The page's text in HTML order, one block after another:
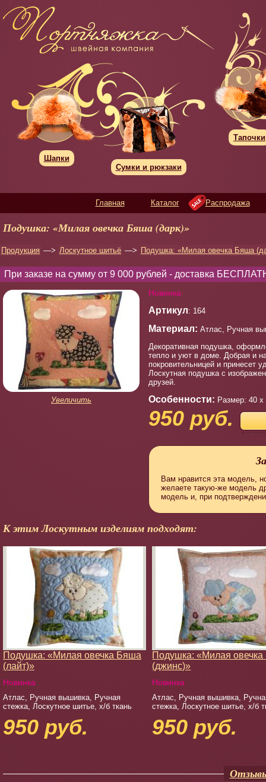
Шапки
Сумки и рюкзаки
Тапочки
Главная Каталог Распродажа
Подушка: «Милая овечка Бяша (дарк)»
Продукция —> Лоскутное шитьё —> Подушка: «Милая овечка Бяша
При заказе на сумму от 9 000 рублей - доставка
Увеличить
Новинка
Артикул: 164
Материал: Атлас, Ручная
Декоративная подушка,
тепло и уют в доме. Добрая и
покровительницей и принесет
Лоскутная подушка с
друзей.
Особенности: Размер: 40
950 руб.
Вам нравится эта модель,
желаете такую-же модель
модель и, при
К этим Лоскутным изделиям подходят:
Подушка: «Милая овечка Бяша
(лайт)»
Новинка
Атлас, Ручная вышивка, Ручная
стежка, Лоскутное шитье, х/б ткань
950 руб.
Подушка: «Милая
(джинс)»
Новинка
Атлас, Ручная вышивка,
стежка, Лоскутное шитье, х/б
950 руб.